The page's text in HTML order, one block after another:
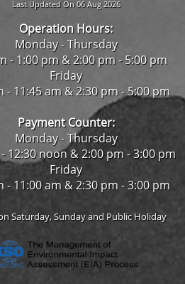
Last Updated On 06 Aug 2026
Operation Hours:
Monday - Thursday
- 1:00 pm & 2:00 pm - 5:00 pm
Friday
- 11:45 am & 2:30 pm - 5:00 pm
Payment Counter:
Monday - Thursday
12:30 noon & 2:00 pm - 3:00 pm
Friday
- 11:00 am & 2:30 pm - 3:00 pm
Saturday, Sunday and Public Holiday